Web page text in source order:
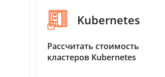
Kubernetes
Рассчитать стоимость
кластеров Kubernetes